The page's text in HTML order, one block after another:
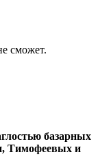
сможет.
базарных
Тимофеевых и